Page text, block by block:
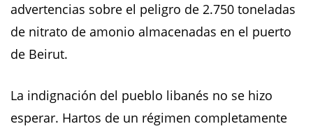
advertencias sobre el peligro de 2.750 toneladas
de nitrato de amonio almacenadas en el puerto
de Beirut.
La indignación del pueblo libanés no se hizo
esperar. Hartos de un régimen completamente